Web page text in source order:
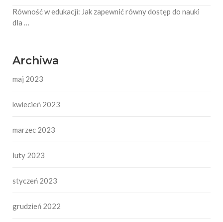
Równość w edukacji: Jak zapewnić równy dostęp do nauki
dla …
Archiwa
maj 2023
kwiecień 2023
marzec 2023
luty 2023
styczeń 2023
grudzień 2022